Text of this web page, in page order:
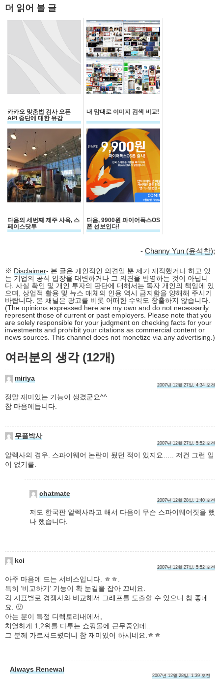
더 읽어 볼 글
카카오 맞춤법 검사 오픈
API 중단에 대한 유감
내 맘대로 이미지 검색 비교!
다음의 세번째 제주 사옥, 스
페이스닷투
다음, 9900원 파이어폭스OS
폰 선보인다!
- Channy Yun (윤석찬);
※ Disclaimer- 본 글은 개인적인 의견일 뿐 제가 재직했거나 하고 있
는 기업의 공식 입장을 대변하거나 그 의견을 반영하는 것이 아닙니
다. 사실 확인 및 개인 투자의 판단에 대해서는 독자 개인의 책임에 있
으며, 상업적 활용 및 뉴스 매체의 인용 역시 금지함을 양해해 주시기
바랍니다. 본 채널은 광고를 비롯 어떠한 수익도 창출하지 않습니다.
(The opinions expressed here are my own and do not necessarily
represent those of current or past employers. Please note that you
are solely responsible for your judgment on checking facts for your
investments and prohibit your citations as commercial content or
news sources. This channel does not monetize via any advertising.)
여러분의 생각 (12개)
miriya
2007년 12월 27일, 4:34 오전
정말 재미있는 기능이 생겼군요^^
참 마음에듭니다.
무플박사
2007년 12월 27일, 5:52 오전
알렉사의 경우. 스파이웨어 논란이 됬던 적이 있지요….. 저건 그런 일
이 없기를.
chatmate
2007년 12월 28일, 1:40 오전
저도 한국판 알렉사라고 해서 다음이 무슨 스파이웨어짓을 했
나 했습니다.
kci
2007년 12월 27일, 5:52 오전
아주 마음에 드는 서비스입니다. ㅎㅎ.
특히 ‘비교하기’ 기능이 확 눈길을 잡아 끄네요.
각 지표별로 경쟁사와 비교해서 그래프를 도출할 수 있으니 참 좋네
요. 🙂
아는 분이 특정 디렉토리내에서,
치열하게 1,2위를 다투는 쇼핑몰에 근무중인데..
그 분께 가르쳐드렸더니 참 재미있어 하시네요.ㅎㅎ
Always Renewal
2007년 12월 28일, 1:39 오전